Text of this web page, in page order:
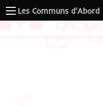
Les Communs d'Abord